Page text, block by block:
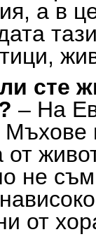
а в
сте
– На
не
от